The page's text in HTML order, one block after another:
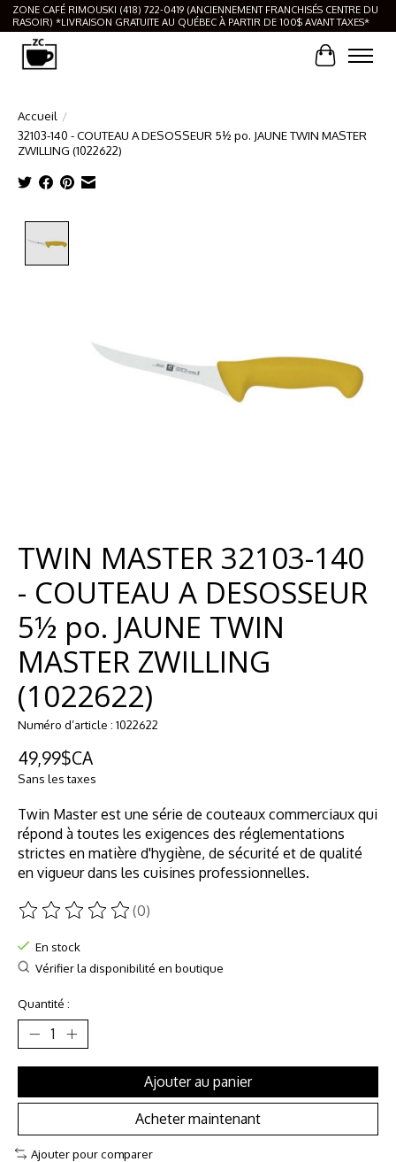
ZONE CAFÉ RIMOUSKI (418) 722-0419 (ANCIENNEMENT FRANCHISÉS CENTRE DU
RASOIR) *LIVRAISON GRATUITE AU QUÉBEC À PARTIR DE 100$ AVANT TAXES*
Panier
Accueil /
32103-140 - COUTEAU A DESOSSEUR 5½ po. JAUNE TWIN MASTER
ZWILLING (1022622)
TWIN MASTER 32103-140
- COUTEAU A DESOSSEUR
5½ po. JAUNE TWIN
MASTER ZWILLING
(1022622)
Numéro d’article : 1022622
49,99$CA
Sans les taxes
Twin Master est une série de couteaux commerciaux qui
répond à toutes les exigences des réglementations
strictes en matière d'hygiène, de sécurité et de qualité
en vigueur dans les cuisines professionnelles.
Ce produit est évalué à
(0)
En stock
Vérifier la disponibilité en boutique
Quantité :
Ajouter au panier
Acheter maintenant
Ajouter pour comparer